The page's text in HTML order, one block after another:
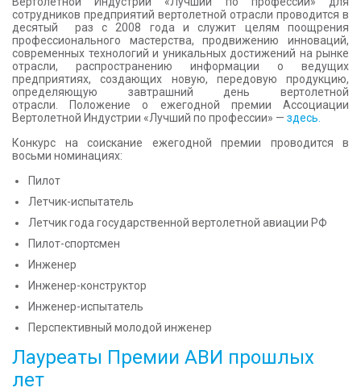
КОНТАКТЫ
сотрудников предприятий вертолетной отрасли проводится в
десятый раз с 2008 года и служит целям поощрения
профессионального мастерства, продвижению инноваций,
современных технологий и уникальных достижений на рынке
отрасли, распространению информации о ведущих
предприятиях, создающих новую, передовую продукцию,
определяющую завтрашний день вертолетной
отрасли. Положение о ежегодной премии Ассоциации
Вертолетной Индустрии «Лучший по профессии» — здесь.
Конкурс на соискание ежегодной премии проводится в
восьми номинациях:
Пилот
Летчик-испытатель
Летчик года государственной вертолетной авиации РФ
Пилот-спортсмен
Инженер
Инженер-конструктор
Инженер-испытатель
Перспективный молодой инженер
Лауреаты Премии АВИ прошлых
лет